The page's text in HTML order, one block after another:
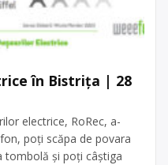
în Bistrița | 28
electrice, RoRec, a-
poți scăpa de povara
tombolă și poți câștiga